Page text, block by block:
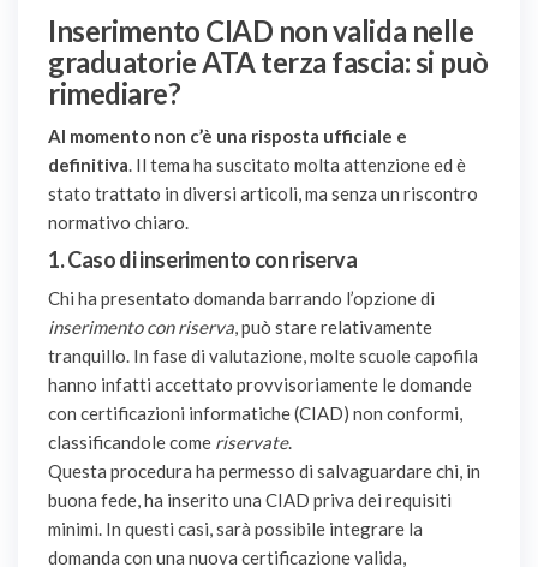
Inserimento CIAD non valida nelle
graduatorie ATA terza fascia: si può
rimediare?
Al momento non c’è una risposta ufficiale e
definitiva. Il tema ha suscitato molta attenzione ed è
stato trattato in diversi articoli, ma senza un riscontro
normativo chiaro.
1.Caso di inserimento con riserva
Chi ha presentato domanda barrando l’opzione di
inserimento con riserva, può stare relativamente
tranquillo. In fase di valutazione, molte scuole capofila
hanno infatti accettato provvisoriamente le domande
con certificazioni informatiche (CIAD) non conformi,
classificandole come riservate.
Questa procedura ha permesso di salvaguardare chi, in
buona fede, ha inserito una CIAD priva dei requisiti
minimi. In questi casi, sarà possibile integrare la
domanda con una nuova certificazione valida,